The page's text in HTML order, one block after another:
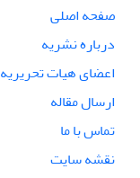
صفحه اصلی
درباره نشریه
اعضای هیات تحریریه
ارسال مقاله
تماس با ما
نقشه سایت